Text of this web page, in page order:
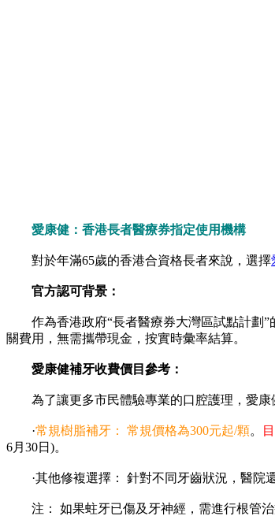
愛康健：香港長者醫療券指定使用機構
對於年滿65歲的香港合資格長者來說，選擇
官方認可背景：
作為香港政府“長者醫療券大灣區試點計劃”
關費用，無需攜帶現金，按實時彙率結算。
愛康健補牙收費價目參考：
為了讓更多市民體驗專業的口腔護理，愛康
·常規樹脂補牙： 常規價格為300元起/顆。
6月30日)。
·其他修複選擇： 針對不同牙齒狀況，醫院
注： 如果蛀牙已傷及牙神經，需進行根管治